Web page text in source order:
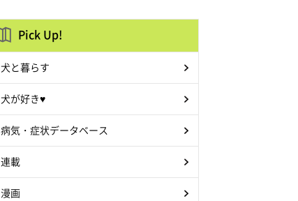
Pick Up!
犬と暮らす
犬が好き♥
病気・症状データベース
連載
漫画